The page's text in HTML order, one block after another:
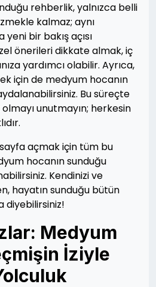
rehberlik, yalnızca belli
kalmaz; aynı
yeni bir bakış açısı
önerileri dikkate almak, iç
yardımcı olabilir. Ayrıca,
için de medyum hocanın
Bu süreçte
unutmayın; herkesin
açmak için tüm bu
hocanın sunduğu
Kendinizi ve
hayatın sunduğu bütün
diyebilirsiniz!
Medyum
İziyle